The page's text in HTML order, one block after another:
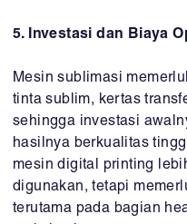
5. Investasi dan Biaya
Mesin sublimasi
tinta sublim, kertas
sehingga investasi
hasilnya berkualitas
mesin digital printing
digunakan, tetapi
terutama pada bagian